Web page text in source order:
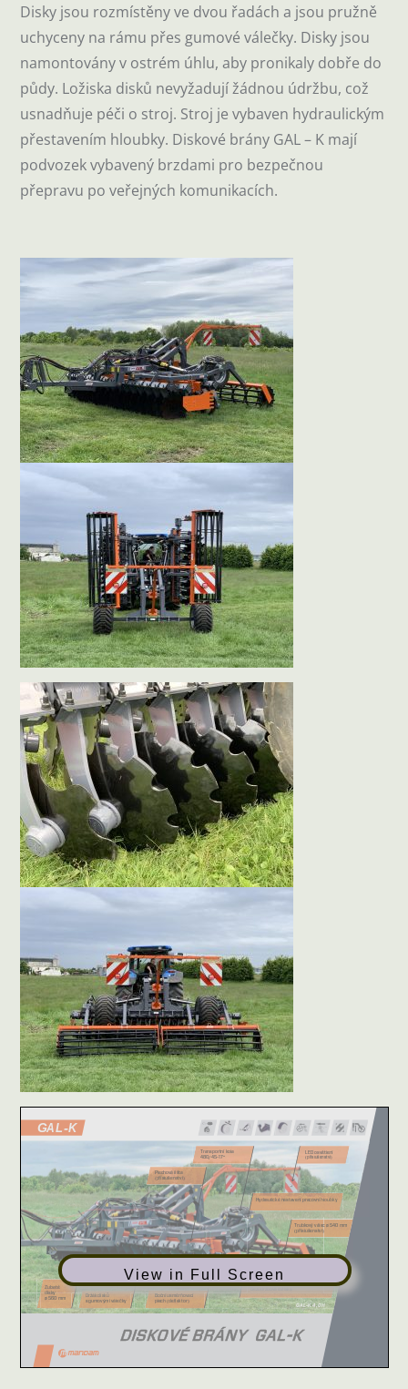
Disky jsou rozmístěny ve dvou řadách a jsou pružně
uchyceny na rámu přes gumové válečky. Disky jsou
namontovány v ostrém úhlu, aby pronikaly dobře do
půdy. Ložiska disků nevyžadují žádnou údržbu, což
usnadňuje péči o stroj. Stroj je vybaven hydraulickým
přestavením hloubky. Diskové brány GAL – K mají
podvozek vybavený brzdami pro bezpečnou
přepravu po veřejných komunikacích.
View in Full Screen